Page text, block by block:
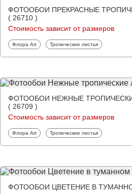
ФОТООБОИ ПРЕКРАСНЫЕ
( 26710 )
Стоимость зависит от размеров
Фотообои
Флора Art Фотообои
Тропические листья
ФОТООБОИ НЕЖНЫЕ
( 26709 )
Стоимость зависит от размеров
Фотообои
Флора Art Фотообои
Тропические листья
ФОТООБОИ ЦВЕТЕНИЕ В